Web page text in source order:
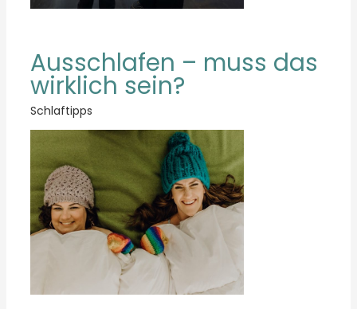
Ausschlafen – muss das
wirklich sein?
Schlaftipps